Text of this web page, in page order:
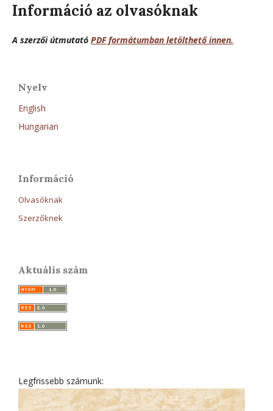
Információ az olvasóknak
A szerzői útmutató PDF formátumban letölthető innen.
Nyelv
English
Hungarian
Információ
Olvasóknak
Szerzőknek
Aktuális szám
Legfrissebb számunk: